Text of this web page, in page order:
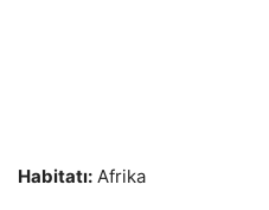
Habitatı: Afrika